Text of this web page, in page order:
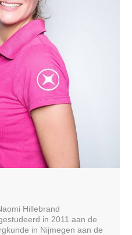
Hillebrand
in 2011 aan de
in Nijmegen aan de